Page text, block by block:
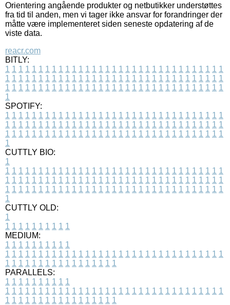
Orientering angående produkter og netbutikker understøttes
fra tid til anden, men vi tager ikke ansvar for forandringer der
måtte være implementeret siden seneste opdatering af de
viste data.
reacr.com
BITLY:
1 1 1 1 1 1 1 1 1 1 1 1 1 1 1 1 1 1 1 1 1 1 1 1 1 1 1 1 1 1 1 1 1
1 1 1 1 1 1 1 1 1 1 1 1 1 1 1 1 1 1 1 1 1 1 1 1 1 1 1 1 1 1 1 1 1
1 1 1 1 1 1 1 1 1 1 1 1 1 1 1 1 1 1 1 1 1 1 1 1 1 1 1 1 1 1 1 1 1
1
SPOTIFY:
1 1 1 1 1 1 1 1 1 1 1 1 1 1 1 1 1 1 1 1 1 1 1 1 1 1 1 1 1 1 1 1 1
1 1 1 1 1 1 1 1 1 1 1 1 1 1 1 1 1 1 1 1 1 1 1 1 1 1 1 1 1 1 1 1 1
1 1 1 1 1 1 1 1 1 1 1 1 1 1 1 1 1 1 1 1 1 1 1 1 1 1 1 1 1 1 1 1 1
1
CUTTLY BIO:
1
1 1 1 1 1 1 1 1 1 1 1 1 1 1 1 1 1 1 1 1 1 1 1 1 1 1 1 1 1 1 1 1 1
1 1 1 1 1 1 1 1 1 1 1 1 1 1 1 1 1 1 1 1 1 1 1 1 1 1 1 1 1 1 1 1 1
1 1 1 1 1 1 1 1 1 1 1 1 1 1 1 1 1 1 1 1 1 1 1 1 1 1 1 1 1 1 1 1 1
1
CUTTLY OLD:
1
1 1 1 1 1 1 1 1 1 1
MEDIUM:
1 1 1 1 1 1 1 1 1 1
1 1 1 1 1 1 1 1 1 1 1 1 1 1 1 1 1 1 1 1 1 1 1 1 1 1 1 1 1 1 1 1 1
1 1 1 1 1 1 1 1 1 1 1 1 1 1 1 1 1
PARALLELS:
1 1 1 1 1 1 1 1 1 1
1 1 1 1 1 1 1 1 1 1 1 1 1 1 1 1 1 1 1 1 1 1 1 1 1 1 1 1 1 1 1 1 1
1 1 1 1 1 1 1 1 1 1 1 1 1 1 1 1 1